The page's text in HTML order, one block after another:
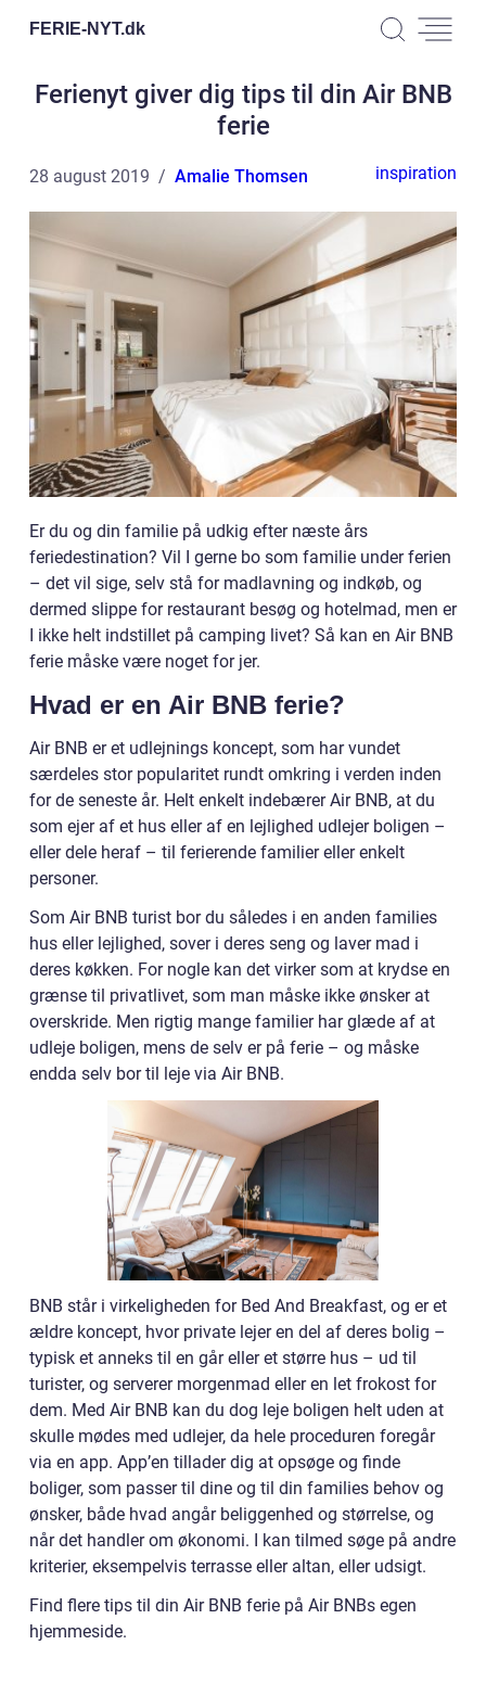
FERIE-NYT.dk
Ferienyt giver dig tips til din Air BNB
ferie
28 august 2019 Amalie Thomsen inspiration
Er du og din familie på udkig efter næste års
feriedestination? Vil I gerne bo som familie under ferien
– det vil sige, selv stå for madlavning og indkøb, og
dermed slippe for restaurant besøg og hotelmad, men er
I ikke helt indstillet på camping livet? Så kan en Air BNB
ferie måske være noget for jer.
Hvad er en Air BNB ferie?
Air BNB er et udlejnings koncept, som har vundet
særdeles stor popularitet rundt omkring i verden inden
for de seneste år. Helt enkelt indebærer Air BNB, at du
som ejer af et hus eller af en lejlighed udlejer boligen –
eller dele heraf – til ferierende familier eller enkelt
personer.
Som Air BNB turist bor du således i en anden families
hus eller lejlighed, sover i deres seng og laver mad i
deres køkken. For nogle kan det virker som at krydse en
grænse til privatlivet, som man måske ikke ønsker at
overskride. Men rigtig mange familier har glæde af at
udleje boligen, mens de selv er på ferie – og måske
endda selv bor til leje via Air BNB.
BNB står i virkeligheden for Bed And Breakfast, og er et
ældre koncept, hvor private lejer en del af deres bolig –
typisk et anneks til en går eller et større hus – ud til
turister, og serverer morgenmad eller en let frokost for
dem. Med Air BNB kan du dog leje boligen helt uden at
skulle mødes med udlejer, da hele proceduren foregår
via en app. App’en tillader dig at opsøge og finde
boliger, som passer til dine og til din families behov og
ønsker, både hvad angår beliggenhed og størrelse, og
når det handler om økonomi. I kan tilmed søge på andre
kriterier, eksempelvis terrasse eller altan, eller udsigt.
Find flere tips til din Air BNB ferie på Air BNBs egen
hjemmeside.